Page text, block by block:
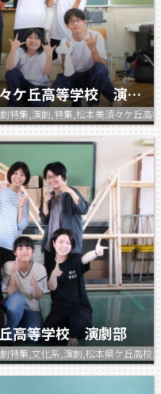
【2024演劇特集】松本美須々ケ丘高等学校 演劇部
特集,演劇,特集,松本美須々ケ丘高校
高等学校 演劇部
特集,文化系,演劇,松本県ケ丘高校,